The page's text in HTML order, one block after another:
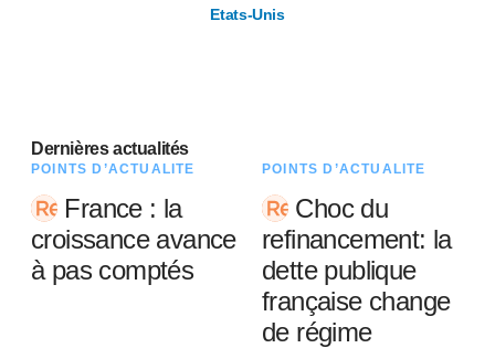
Etats-Unis
Dernières actualités
POINTS D’ACTUALITÉ
France : la
croissance avance
à pas comptés
POINTS D’ACTUALITÉ
Choc du
refinancement: la
dette publique
française change
de régime